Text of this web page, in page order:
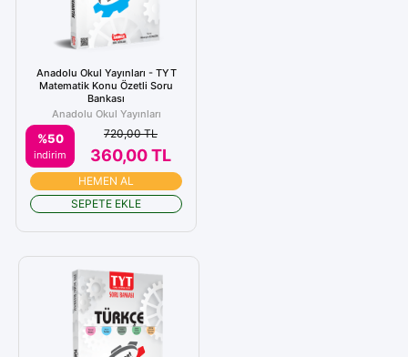
Anadolu Okul Yayınları - TYT
Matematik Konu Özetli Soru
Bankası
Anadolu Okul Yayınları
%50
indirim
720,00 TL
360,00 TL
HEMEN AL
SEPETE EKLE